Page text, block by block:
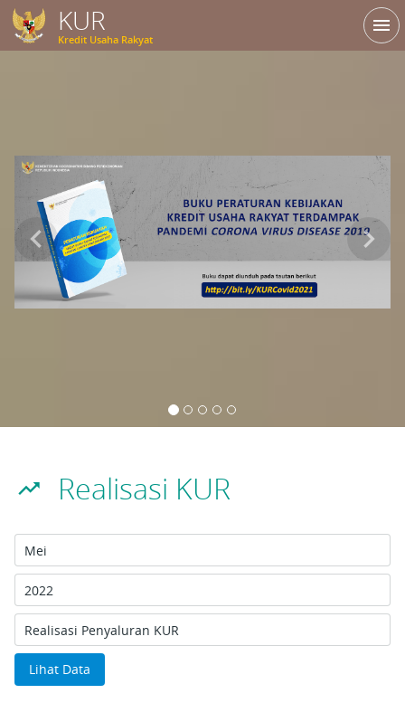
KUR
Kredit Usaha Rakyat
KUR
Kredit Usaha Rakyat
menu
chevron_left chevron_right
trending_up Realisasi KUR
Lihat Data